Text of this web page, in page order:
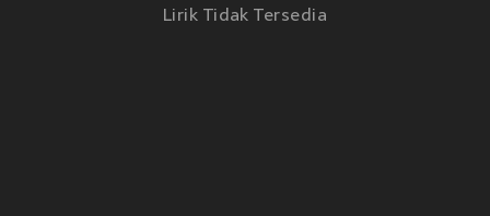
Lirik Tidak Tersedia